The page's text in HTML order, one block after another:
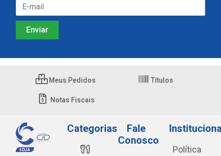
Meus Pedidos Títulos
Notas Fiscais
Categorias
Fale
Conosco
Política